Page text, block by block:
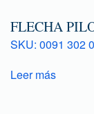
FLECHA
SKU: 0091 302
Leer más